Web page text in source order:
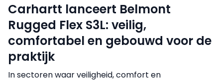
Carhartt lanceert Belmont
Rugged Flex S3L: veilig,
comfortabel en gebouwd voor de
praktijk
In sectoren waar veiligheid, comfort en